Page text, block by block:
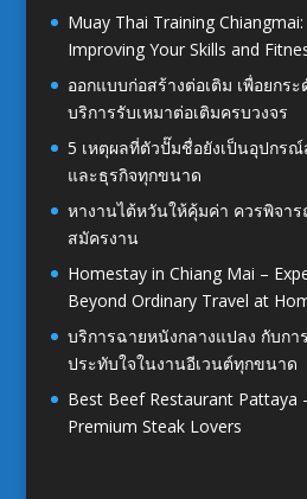
Muay Thai Training
Improving Your Skills and
ออกแบบก่อสร้างต่อเติม เพื่อยกร
บริการรับเหมาต่อเติมครบวงจร
5 เหตุผลที่ตัวปั๊มชื่อยังเป็นอุปกร
และธุรกิจทุกขนาด
หางานไต้หวันให้คุ้มค่า ควรพิจา
สมัครงาน
Homestay in Chiang Mai –
Beyond Ordinary Travel at
บริการฉายหนังกลางแปลง กับก
ประทับใจในงานอีเวนต์ทุกขนาด
Best Beef Restaurant Pattaya
Premium Steak Lovers